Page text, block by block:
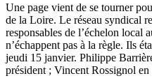
Une page vient de se tourner
de la Loire. Le réseau syndical
responsables de l’échelon local
n’échappent pas à la règle. Ils
jeudi 15 janvier. Philippe
président ; Vincent Rossignol en